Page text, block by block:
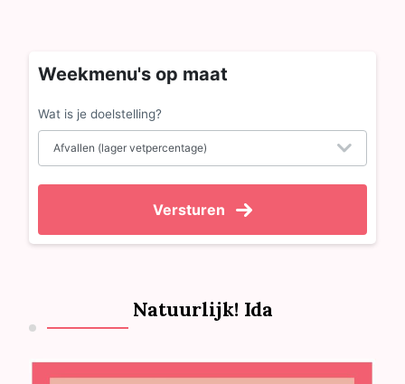
Weekmenu's op maat
Wat is je doelstelling?
Versturen
Natuurlijk! Ida